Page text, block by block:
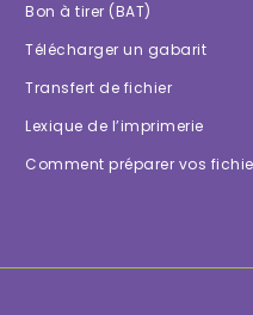
Bon à tirer (BAT)
Télécharger un gabarit
Transfert de fichier
Lexique de l’imprimerie
Comment préparer vos